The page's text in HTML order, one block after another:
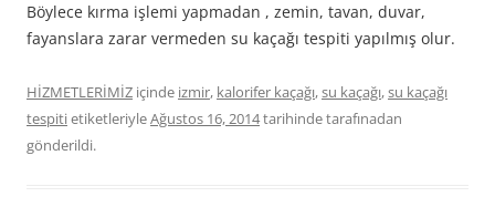
Böylece kırma işlemi yapmadan , zemin, tavan, duvar,
fayanslara zarar vermeden su kaçağı tespiti yapılmış olur.
HİZMETLERİMİZ içinde izmir, kalorifer kaçağı,su kaçağı,su kaçağı
tespitietiketleriyleAğustos 16, 2014tarihindetarafınadan
gönderildi.